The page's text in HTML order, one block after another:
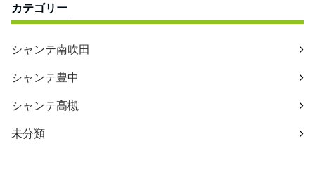
カテゴリー
シャンテ南吹田
シャンテ豊中
シャンテ高槻
未分類